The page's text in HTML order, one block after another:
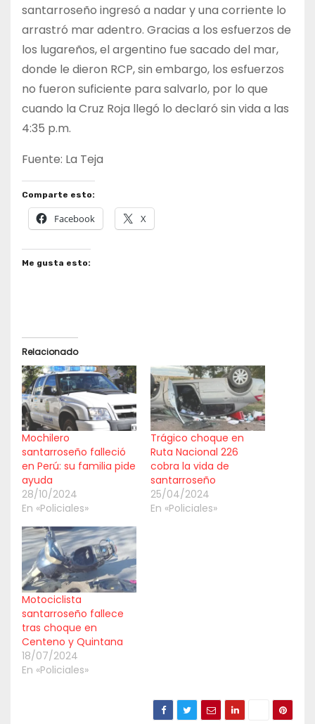
santarroseño ingresó a nadar y una corriente lo
arrastró mar adentro. Gracias a los esfuerzos de
los lugareños, el argentino fue sacado del mar,
donde le dieron RCP, sin embargo, los esfuerzos
no fueron suficiente para salvarlo, por lo que
cuando la Cruz Roja llegó lo declaró sin vida a las
4:35 p.m.
Fuente: La Teja
Comparte esto:
Facebook X
Me gusta esto:
Relacionado
Mochilero
santarroseño falleció
en Perú: su familia pide
ayuda
28/10/2024
En «Policiales»
Trágico choque en
Ruta Nacional 226
cobra la vida de
santarroseño
25/04/2024
En «Policiales»
Motociclista
santarroseño fallece
tras choque en
Centeno y Quintana
18/07/2024
En «Policiales»